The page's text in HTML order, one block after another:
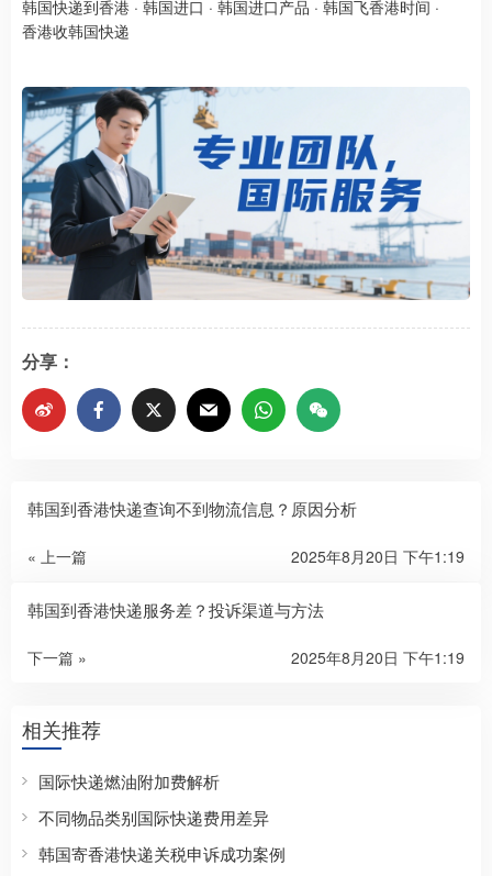
韩国快递到香港 · 韩国进口 · 韩国进口产品 · 韩国飞香港时间 ·
香港收韩国快递
分享：
韩国到香港快递查询不到物流信息？原因分析
« 上一篇 2025年8月20日 下午1:19
韩国到香港快递服务差？投诉渠道与方法
下一篇 » 2025年8月20日 下午1:19
相关推荐
国际快递燃油附加费解析
不同物品类别国际快递费用差异
韩国寄香港快递关税申诉成功案例